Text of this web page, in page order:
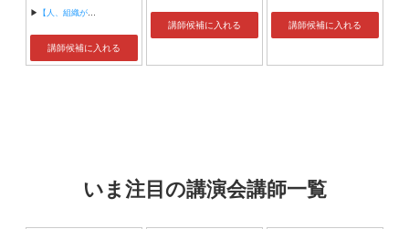
▶ 【人、組織が劇的に変わる ポジティブフィードバック】
講師候補に入れる
講師候補に入れる 講師候補に入れる
いま注目の講演会講師一覧